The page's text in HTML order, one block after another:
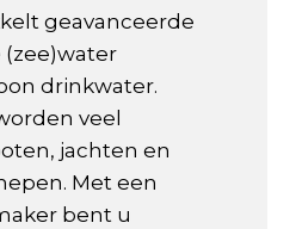
geavanceerde
drinkwater.
veel
jachten en
Met een
bent u